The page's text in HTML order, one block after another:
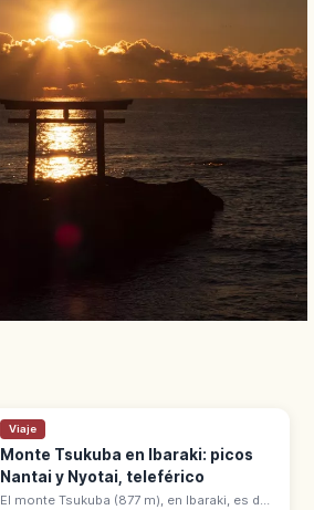
Viaje
Monte Tsukuba en Ibaraki: picos
Nantai y Nyotai, teleférico
El monte Tsukuba (877 m), en Ibaraki, es de